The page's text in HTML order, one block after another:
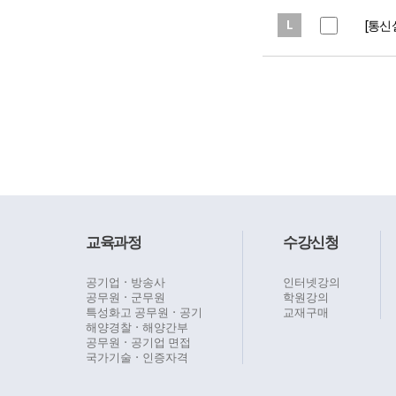
[통신
교육과정
공기업ㆍ방송사
공무원ㆍ군무원
특성화고 공무원ㆍ공기
해양경찰ㆍ해양간부
공무원ㆍ공기업 면접
국가기술ㆍ인증자격
수강신청
인터넷강의
학원강의
교재구매